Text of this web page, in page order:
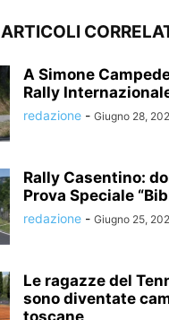
ARTICOLI
A Simone
Rally
redazione - Giugno 28,
Rally Casentino:
Prova Speciale
redazione - Giugno 25,
Le ragazze del
sono diventate
toscane